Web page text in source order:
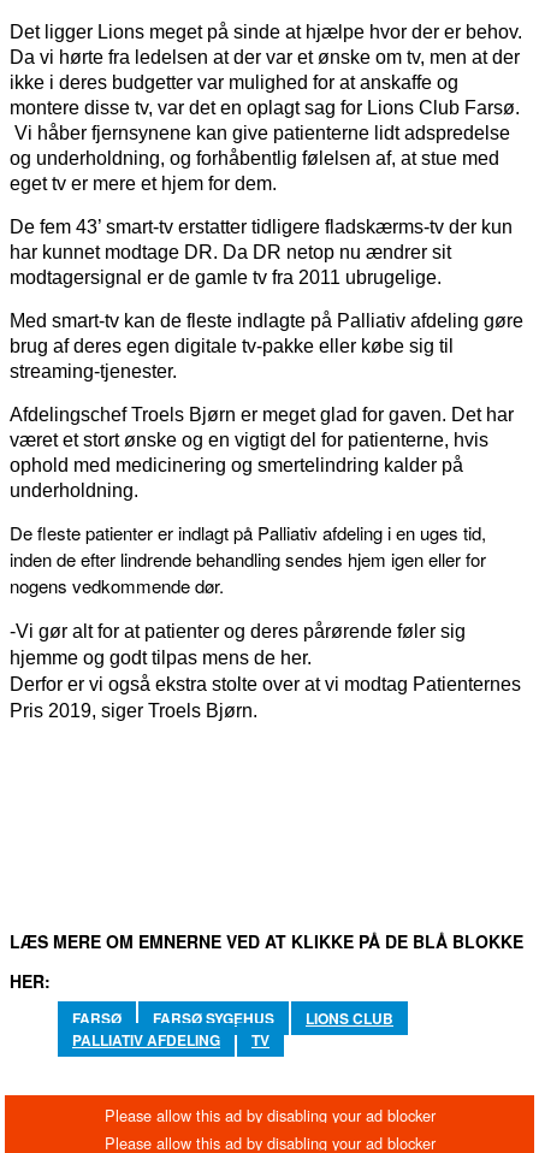
Det ligger Lions meget på sinde at hjælpe hvor der er behov.
Da vi hørte fra ledelsen at der var et ønske om tv, men at der
ikke i deres budgetter var mulighed for at anskaffe og
montere disse tv, var det en oplagt sag for Lions Club Farsø.
Vi håber fjernsynene kan give patienterne lidt adspredelse
og underholdning, og forhåbentlig følelsen af, at stue med
eget tv er mere et hjem for dem.
De fem 43’ smart-tv erstatter tidligere fladskærms-tv der kun
har kunnet modtage DR. Da DR netop nu ændrer sit
modtagersignal er de gamle tv fra 2011 ubrugelige.
Med smart-tv kan de fleste indlagte på Palliativ afdeling gøre
brug af deres egen digitale tv-pakke eller købe sig til
streaming-tjenester.
Afdelingschef Troels Bjørn er meget glad for gaven. Det har
været et stort ønske og en vigtigt del for patienterne, hvis
ophold med medicinering og smertelindring kalder på
underholdning.
De fleste patienter er indlagt på Palliativ afdeling i en uges tid,
inden de efter lindrende behandling sendes hjem igen eller for
nogens vedkommende dør.
-Vi gør alt for at patienter og deres pårørende føler sig
hjemme og godt tilpas mens de her.
Derfor er vi også ekstra stolte over at vi modtag Patienternes
Pris 2019, siger Troels Bjørn.
LÆS MERE OM EMNERNE VED AT KLIKKE PÅ DE BLÅ BLOKKE
HER:
FARSØ FARSØ SYGEHUS
LIONS CLUB
PALLIATIV AFDELING
TV